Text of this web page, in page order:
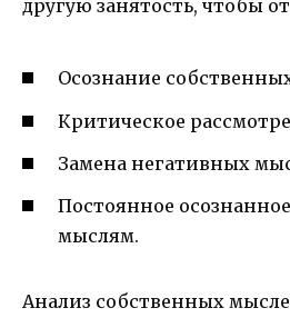
другую занятость, чтобы
Осознание
Критическое
Замена негативных
Постоянное
мыслям.
Анализ собственных